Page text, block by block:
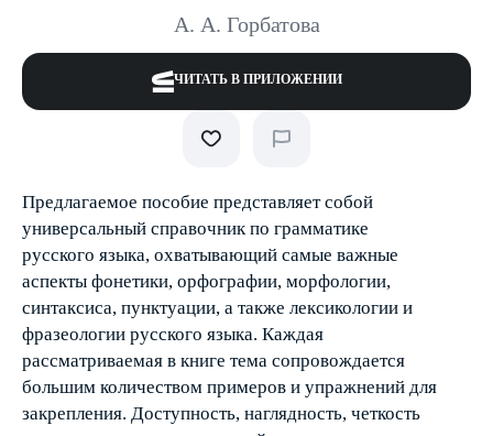
А. А. Горбатова
ЧИТАТЬ В ПРИЛОЖЕНИИ
Предлагаемое пособие представляет собой
универсальный справочник по грамматике
русского языка, охватывающий самые важные
аспекты фонетики, орфографии, морфологии,
синтаксиса, пунктуации, а также лексикологии и
фразеологии русского языка. Каждая
рассматриваемая в книге тема сопровождается
большим количеством примеров и упражнений для
закрепления. Доступность, наглядность, четкость